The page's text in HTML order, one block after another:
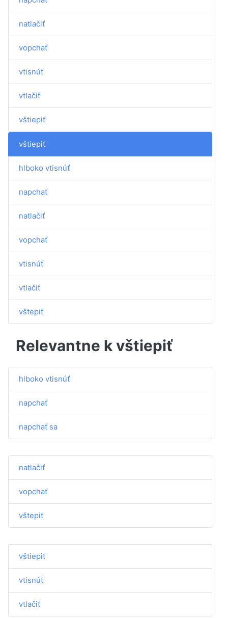
natlačiť
vopchať
vtisnúť
vtlačiť
vštiepiť
vštiepiť
hlboko vtisnúť
napchať
natlačiť
vopchať
vtisnúť
vtlačiť
vštepiť
Relevantne k vštiepiť
hlboko vtisnúť
napchať
napchať sa
natlačiť
vopchať
vštepiť
vštiepiť
vtisnúť
vtlačiť